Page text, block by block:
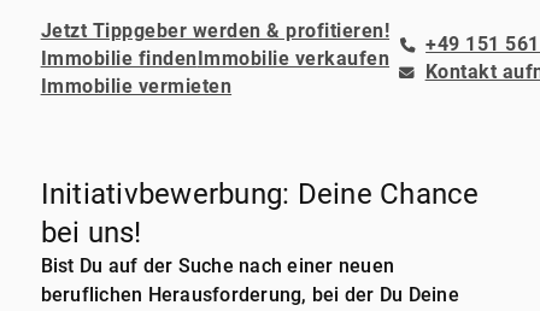
Jetzt Tippgeber werden & profitieren!
Immobilie findenImmobilie verkaufen
Immobilie vermieten
+49 151
Kontakt
Initiativbewerbung: Deine Chance
bei uns!
Bist Du auf der Suche nach einer neuen
beruflichen Herausforderung, bei der Du Deine